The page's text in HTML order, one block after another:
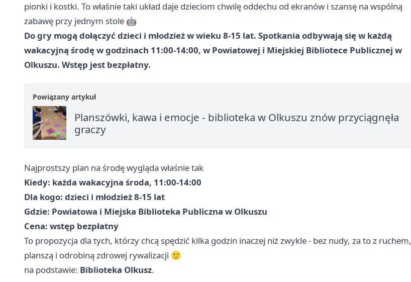
pionki i kostki. To właśnie taki układ daje dzieciom chwilę oddechu od ekranów i szansę na wspólną
zabawę przy jednym stole 🤖
Do gry mogą dołączyć dzieci i młodzież w wieku 8-15 lat. Spotkania odbywają się w każdą
wakacyjną środę w godzinach 11:00-14:00, w Powiatowej i Miejskiej Bibliotece Publicznej w
Olkuszu. Wstęp jest bezpłatny.
Powiązany artykuł
Planszówki, kawa i emocje - biblioteka w Olkuszu znów przyciągnęła
graczy
Najprostszy plan na środę wygląda właśnie tak
Kiedy: każda wakacyjna środa, 11:00-14:00
Dla kogo: dzieci i młodzież 8-15 lat
Gdzie: Powiatowa i Miejska Biblioteka Publiczna w Olkuszu
Cena: wstęp bezpłatny
To propozycja dla tych, którzy chcą spędzić kilka godzin inaczej niż zwykle - bez nudy, za to z ruchem,
planszą i odrobiną zdrowej rywalizacji 🙂
na podstawie: Biblioteka Olkusz.